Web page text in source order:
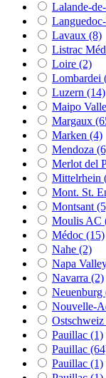
Lalande-
Lavaux (8)
Listrac
Loire (2)
Lombardei
Luzern (14)
Maipo
Margaux
Marken (4)
Mendoza
Merlot del
Mittelrhein
Mont. St.
Montsant
Moulis AC
Médoc (15)
Nahe (2)
Napa
Navarra (2)
Neuenburg
Nouvelle-
Ostschweiz
Pauillac (1)
Pauillac
Pauillac (1)